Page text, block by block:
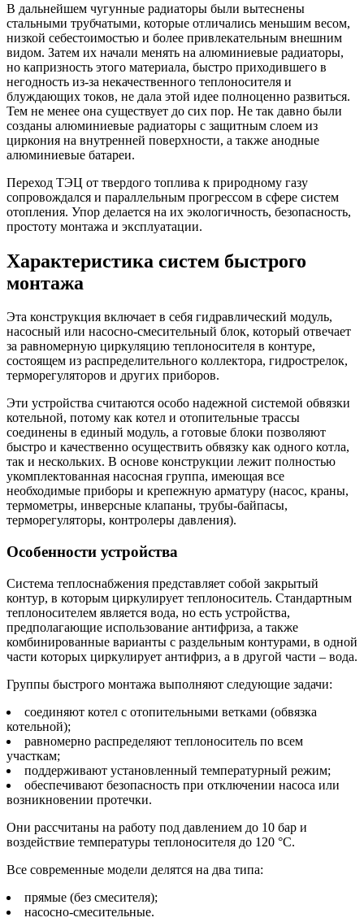
В дальнейшем чугунные радиаторы были вытеснены
стальными трубчатыми, которые отличались меньшим весом,
низкой себестоимостью и более привлекательным внешним
видом. Затем их начали менять на алюминиевые радиаторы,
но капризность этого материала, быстро приходившего в
негодность из-за некачественного теплоносителя и
блуждающих токов, не дала этой идее полноценно развиться.
Тем не менее она существует до сих пор. Не так давно были
созданы алюминиевые радиаторы с защитным слоем из
циркония на внутренней поверхности, а также анодные
алюминиевые батареи.
Переход ТЭЦ от твердого топлива к природному газу
сопровождался и параллельным прогрессом в сфере систем
отопления. Упор делается на их экологичность, безопасность,
простоту монтажа и эксплуатации.
Характеристика систем быстрого
монтажа
Эта конструкция включает в себя гидравлический модуль,
насосный или насосно-смесительный блок, который отвечает
за равномерную циркуляцию теплоносителя в контуре,
состоящем из распределительного коллектора, гидрострелок,
терморегуляторов и других приборов.
Эти устройства считаются особо надежной системой обвязки
котельной, потому как котел и отопительные трассы
соединены в единый модуль, а готовые блоки позволяют
быстро и качественно осуществить обвязку как одного котла,
так и нескольких. В основе конструкции лежит полностью
укомплектованная насосная группа, имеющая все
необходимые приборы и крепежную арматуру (насос, краны,
термометры, инверсные клапаны, трубы-байпасы,
терморегуляторы, контролеры давления).
Особенности устройства
Система теплоснабжения представляет собой закрытый
контур, в которым циркулирует теплоноситель. Стандартным
теплоносителем является вода, но есть устройства,
предполагающие использование антифриза, а также
комбинированные варианты с раздельным контурами, в одной
части которых циркулирует антифриз, а в другой части – вода.
Группы быстрого монтажа выполняют следующие задачи:
соединяют котел с отопительными ветками (обвязка
котельной);
равномерно распределяют теплоноситель по всем
участкам;
поддерживают установленный температурный режим;
обеспечивают безопасность при отключении насоса или
возникновении протечки.
Они рассчитаны на работу под давлением до 10 бар и
воздействие температуры теплоносителя до 120 °С.
Все современные модели делятся на два типа:
прямые (без смесителя);
насосно-смесительные.